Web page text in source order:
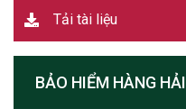
Tải tài liệu
BẢO HIỂM HÀNG HẢI